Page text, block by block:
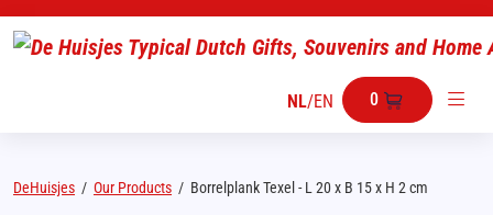
NL/EN 0
DeHuisjes / Our Products / Borrelplank Texel - L 20 x B 15 x H 2 cm